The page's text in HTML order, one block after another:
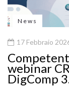
News
17 Febbraio
webinar
DigComp